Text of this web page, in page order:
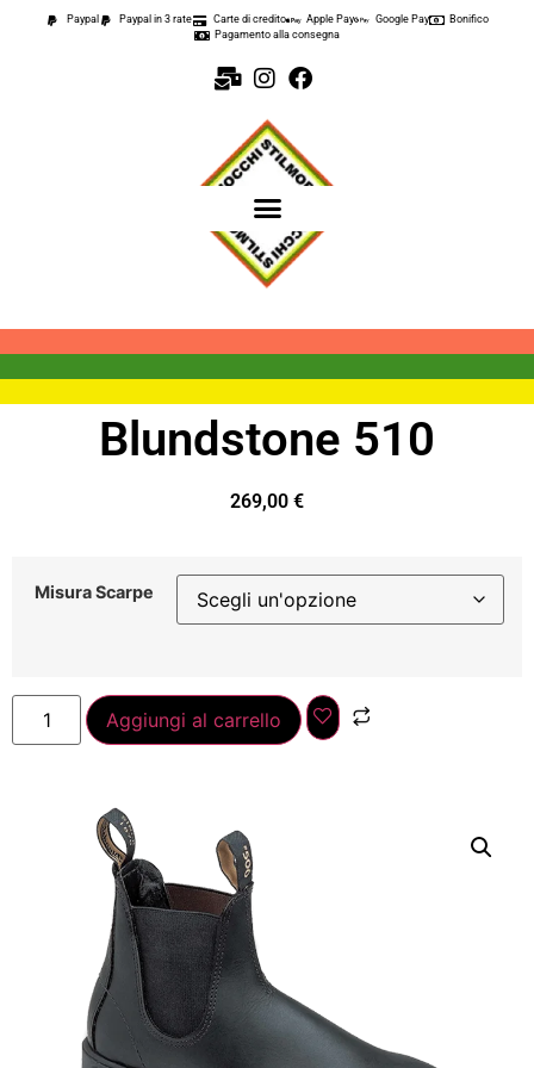
Paypal Paypal in 3 rate Carte di credito Apple Pay Google Pay
Bonifico
Pagamento alla consegna
Blundstone 510
269,00 €
Misura Scarpe
Aggiungi al carrello